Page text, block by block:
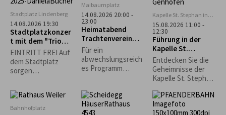
Stadtplatz Lindenberg
14.08.2026 19:30
Stadtplatzkonzer
t mit dem "Trio
Spontan"
EINTRITT FREI Auf
dem Stadtplatz
sorgen
Vereine für
Sitzgelegenheiten
und das leibliche
Maibaumplatz
14.08.2026 20:00 -
23:00
Heimatabend
Trachtenverein
Stiefenhofen
Für ein
abwechslungsreich
es Programm
Kindergruppe und
die aktiven Plattler.
Kapelle St. Stephan in
Genhofen
15.08.2026 11:00 -
12:30
Führung in der
Kapelle St.
Stephan in
Genhofen
Entdecken Sie die
Geheimnisse der
Kapelle St. Stephan
einer exklusiven
Führung mit
Bahnhofplatz